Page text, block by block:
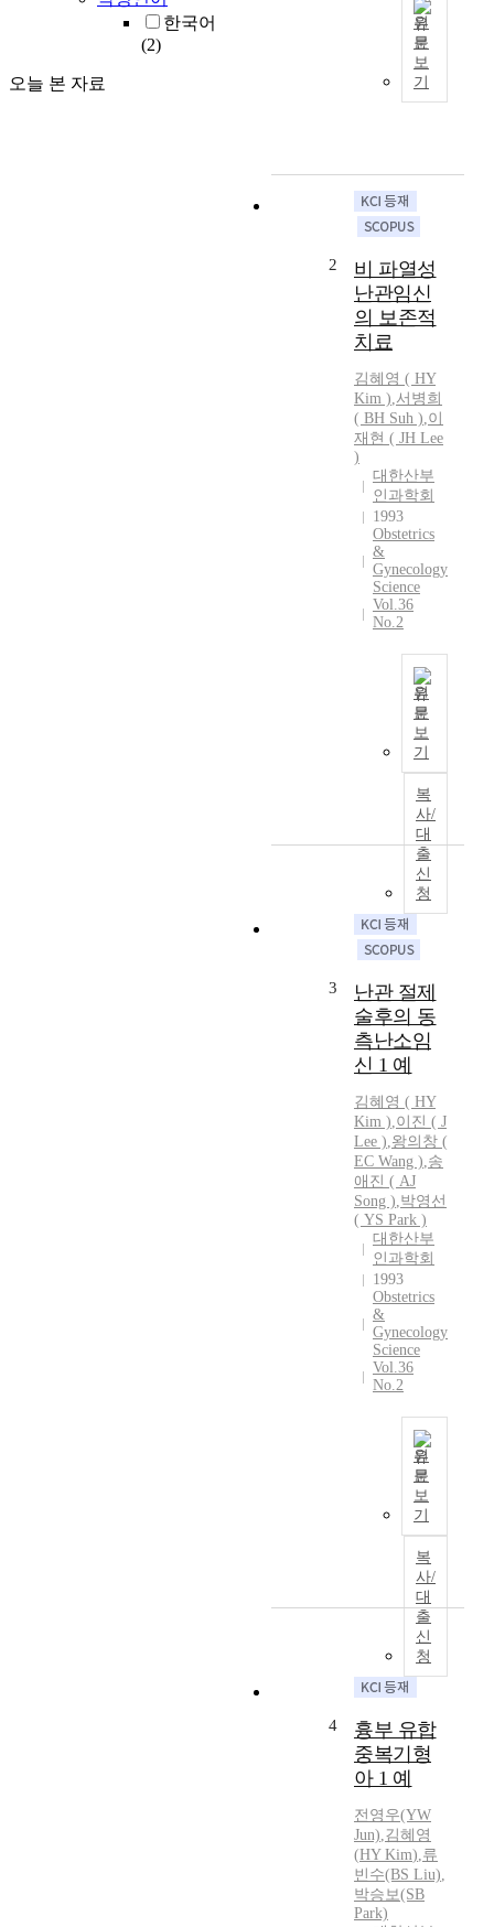
한국어
(2)
오늘 본 자료
원
문
보
기
o
2
비 파열성
난관임신
의 보존적
치료
김혜영 ( HY
Kim ),서병희
( BH Suh ),이
재현 ( JH Lee
)
대한산부
인과학회
1993
Obstetrics
&
Gynecology
Science
Vol.36
No.2
원
문
보
기
복
사/
대
출
신
청
r
3
난관 절제
술후의 동
측난소임
신 1 예
김혜영 ( HY
Kim ),이진 ( J
Lee ),왕의창 (
EC Wang ),송
애진 ( AJ
Song ),박영선
( YS Park )
대한산부
인과학회
1993
Obstetrics
&
Gynecology
Science
Vol.36
No.2
원
문
보
기
복
사/
대
출
신
청
4
흉부 유합
중복기형
아 1 예
전영우(YW
Jun),김혜영
(HY Kim),류
빈수(BS Liu),
박승보(SB
Park)